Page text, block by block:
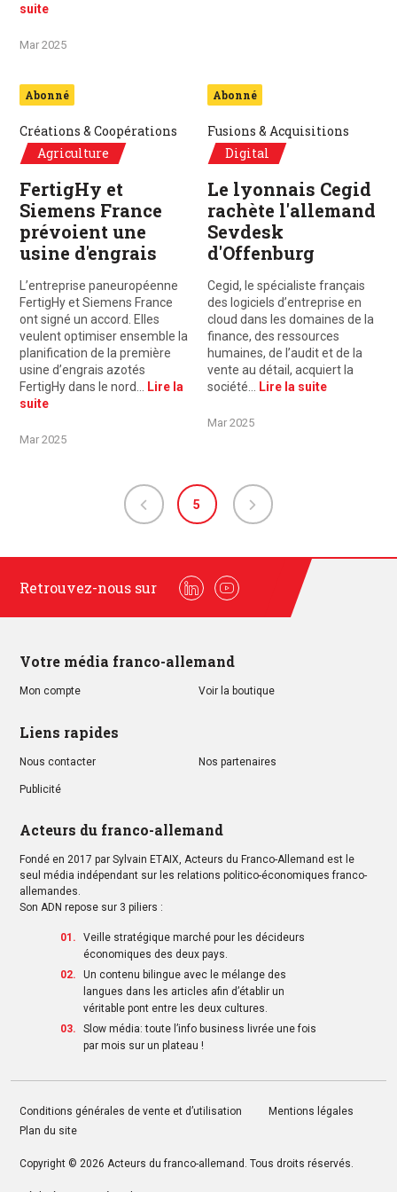
suite
Mar 2025
Abonné
Créations & Coopérations
Agriculture
FertigHy et
Siemens France
prévoient une
usine d'engrais
L’entreprise paneuropéenne
FertigHy et Siemens France
ont signé un accord. Elles
veulent optimiser ensemble la
planification de la première
usine d’engrais azotés
FertigHy dans le nord…
Lire la
suite
Mar 2025
Abonné
Fusions & Acquisitions
Digital
Le lyonnais Cegid
rachète l'allemand
Sevdesk
d'Offenburg
Cegid, le spécialiste français
des logiciels d’entreprise en
cloud dans les domaines de la
finance, des ressources
humaines, de l’audit et de la
vente au détail, acquiert la
société…
Lire la suite
Mar 2025
5
Retrouvez-nous sur
LinkedinYoutube
Votre média franco-allemand
Mon compte Voir la boutique
Liens rapides
Nous contacter Nos partenaires
Publicité
Acteurs du franco-allemand
Fondé en 2017 par Sylvain ETAIX, Acteurs du Franco-Allemand est le
seul média indépendant sur les relations politico-économiques franco-
allemandes.
Son ADN repose sur 3 piliers :
Veille stratégique marché pour les décideurs
économiques des deux pays.
Un contenu bilingue avec le mélange des
langues dans les articles afin d’établir un
véritable pont entre les deux cultures.
Slow média: toute l’info business livrée une fois
par mois sur un plateau !
Conditions générales de vente et d’utilisation
Mentions légales
Plan du site
Copyright © 2026 Acteurs du franco-allemand . Tous droits réservés.